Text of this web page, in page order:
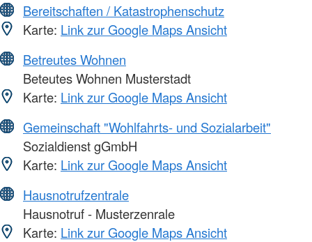
Bereitschaften / Katastrophenschutz
Karte: Link zur Google Maps Ansicht
Betreutes Wohnen
Beteutes Wohnen Musterstadt
Karte: Link zur Google Maps Ansicht
Gemeinschaft "Wohlfahrts- und Sozialarbeit"
Sozialdienst gGmbH
Karte: Link zur Google Maps Ansicht
Hausnotrufzentrale
Hausnotruf - Musterzenrale
Karte: Link zur Google Maps Ansicht